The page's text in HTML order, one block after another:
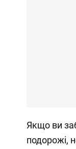
Якщо ви
подорожі,